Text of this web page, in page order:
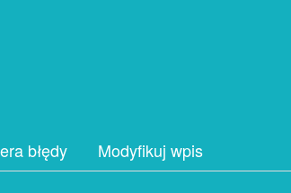
błędy Modyfikuj wpis